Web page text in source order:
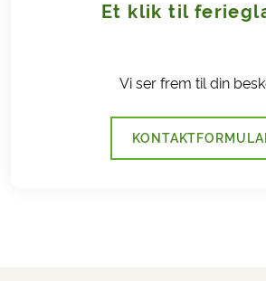
Et klik til
Vi ser frem til din